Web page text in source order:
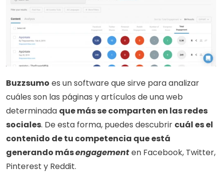
Buzzsumo es un software que sirve para analizar
cuáles son las páginas y artículos de una web
determinada que más se comparten en las redes
sociales. De esta forma, puedes descubrir cuál es el
contenido de tu competencia que está
generando más engagement en Facebook, Twitter,
Pinterest y Reddit.